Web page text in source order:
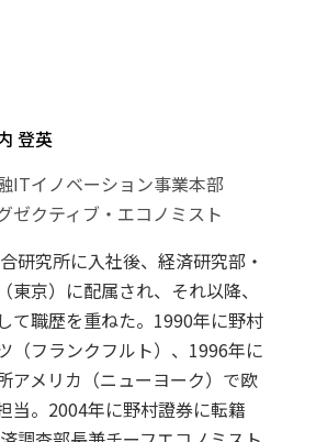
登英
ITイノベーション事業本部
ゼクティブ・エコノミスト
研究所に入社後、経済研究部・
東京）に配属され、それ以降、
て職歴を重ねた。1990年に野村
（フランクフルト）、1996年に
アメリカ（ニューヨーク）で欧
当。2004年に野村證券に転籍